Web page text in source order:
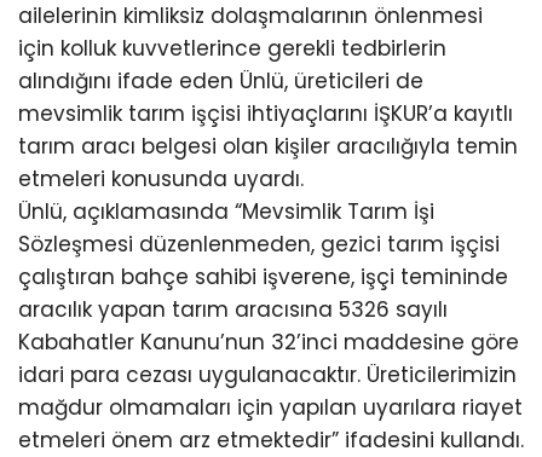
ailelerinin kimliksiz dolaşmalarının önlenmesi
için kolluk kuvvetlerince gerekli tedbirlerin
alındığını ifade eden Ünlü, üreticileri de
mevsimlik tarım işçisi ihtiyaçlarını İŞKUR’a kayıtlı
tarım aracı belgesi olan kişiler aracılığıyla temin
etmeleri konusunda uyardı.
Ünlü, açıklamasında “Mevsimlik Tarım İşi
Sözleşmesi düzenlenmeden, gezici tarım işçisi
çalıştıran bahçe sahibi işverene, işçi temininde
aracılık yapan tarım aracısına 5326 sayılı
Kabahatler Kanunu’nun 32’inci maddesine göre
idari para cezası uygulanacaktır. Üreticilerimizin
mağdur olmamaları için yapılan uyarılara riayet
etmeleri önem arz etmektedir” ifadesini kullandı.